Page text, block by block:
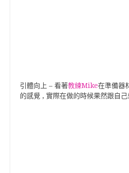
引體向上 – 看著教練Mike在準備器
的感覺 , 實際在做的時候果然跟自